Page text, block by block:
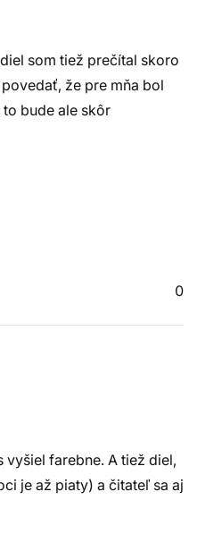
som tiež prečítal skoro
že pre mňa bol
bude ale skôr
0
vyšiel farebne. A tiež diel,
je až piaty) a čitateľ sa aj